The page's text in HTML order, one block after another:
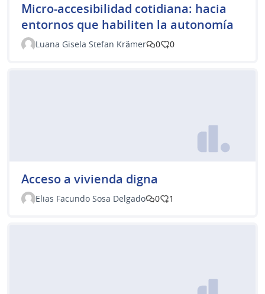
Micro-accesibilidad cotidiana: hacia
entornos que habiliten la autonomía
Luana Gisela Stefan Krämer 0 0
Acceso a vivienda digna
Elias Facundo Sosa Delgado 0 1